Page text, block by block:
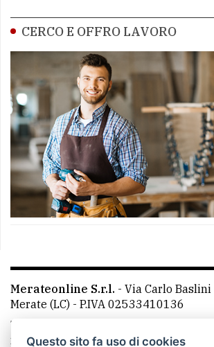
CERCO E OFFRO LAVORO
Merateonline S.r.l. - Via Carlo
Merate (LC) - P.IVA 02533410136
Telefono:
mail: redazione@merateonline.it
Questo sito fa uso di cookies